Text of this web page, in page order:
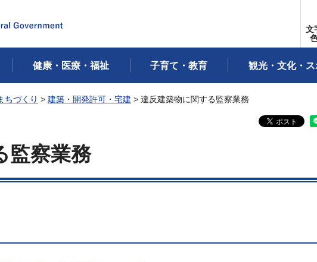
文
健康・医療・福祉 子育て・教育 観光・文化・
ちづくり > 建築・開発許可・宅建 > 違反建築物に関する監察業務
監察業務